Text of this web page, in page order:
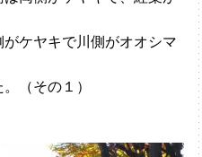
ケヤキで川側がオオシマ
（その１）